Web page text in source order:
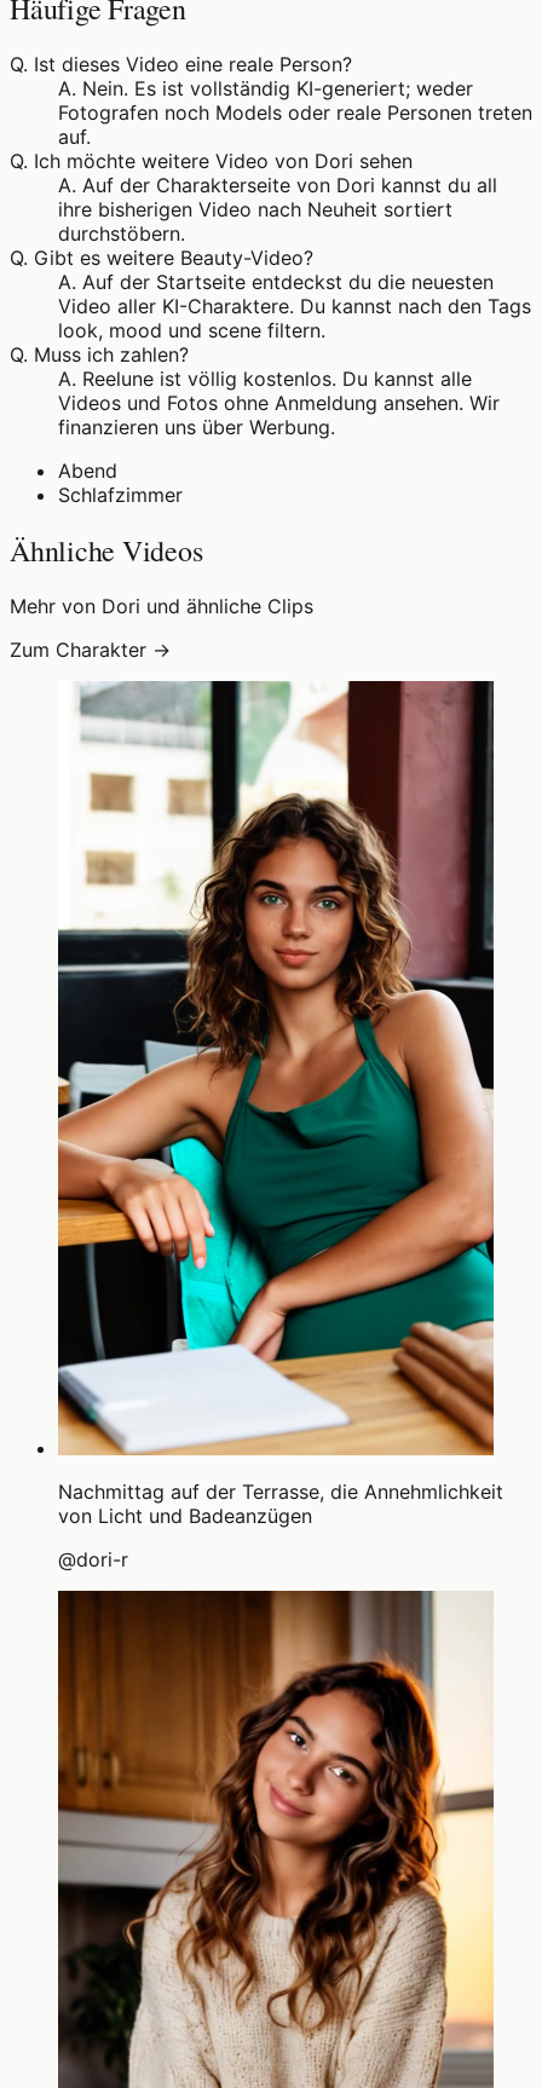
Häufige Fragen
Q. Ist dieses Video eine reale Person?
A. Nein. Es ist vollständig KI-generiert; weder
Fotografen noch Models oder reale Personen treten
auf.
Q. Ich möchte weitere Video von Dori sehen
A. Auf der Charakterseite von Dori kannst du all
ihre bisherigen Video nach Neuheit sortiert
durchstöbern.
Q. Gibt es weitere Beauty-Video?
A. Auf der Startseite entdeckst du die neuesten
Video aller KI-Charaktere. Du kannst nach den Tags
look, mood und scene filtern.
Q. Muss ich zahlen?
A. Reelune ist völlig kostenlos. Du kannst alle
Videos und Fotos ohne Anmeldung ansehen. Wir
finanzieren uns über Werbung.
Abend
Schlafzimmer
Ähnliche Videos
Mehr von Dori und ähnliche Clips
Zum Charakter →
Nachmittag auf der Terrasse, die Annehmlichkeit
von Licht und Badeanzügen
@dori-r